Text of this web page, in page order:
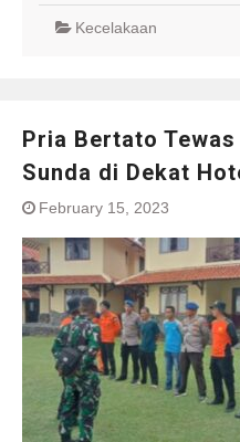
Kecelakaan
Pria Bertato
Sunda di Dekat
February 15, 2023